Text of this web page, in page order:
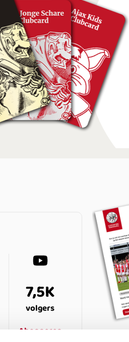
7,5K
volgers
Abonneren